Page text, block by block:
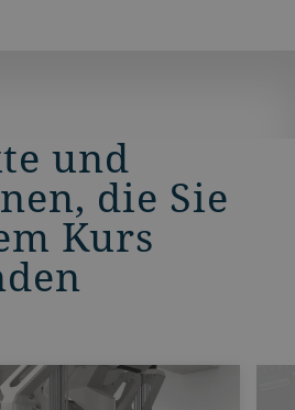
und
die Sie
Kurs